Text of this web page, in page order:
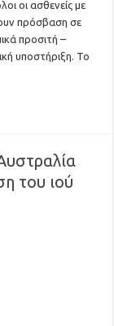
οι ασθενείς με
πρόσβαση σε
προσιτή –
υποστήριξη. Το
του ιού